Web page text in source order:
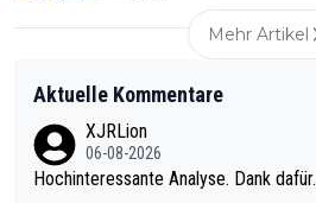
Mehr Artikel
Aktuelle Kommentare
XJRLion
06-08-2026
Hochinteressante Analyse. Dank dafür.